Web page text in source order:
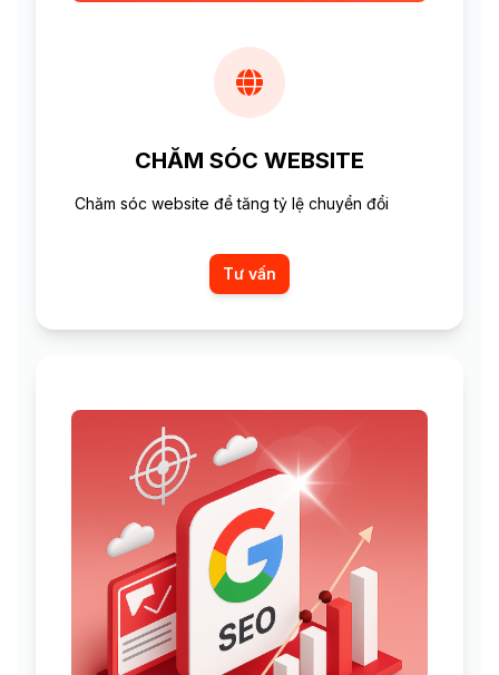
CHĂM SÓC WEBSITE
Chăm sóc website để tăng tỷ lệ chuyển đổi
Tư vấn